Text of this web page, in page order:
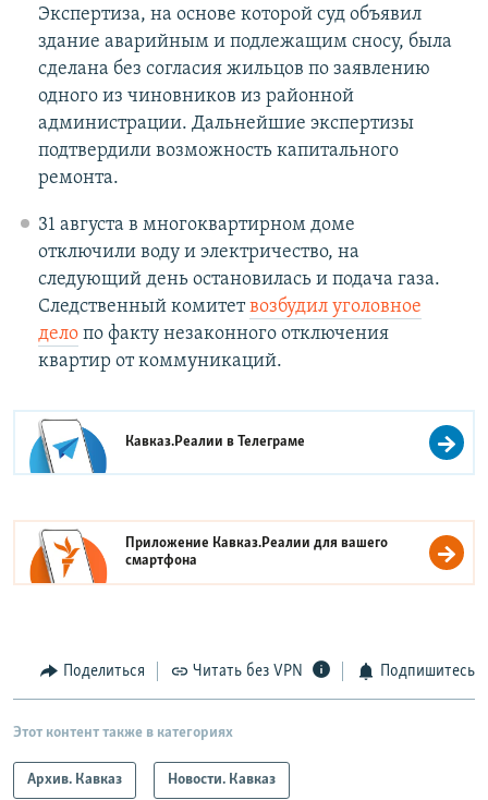
Экспертиза, на основе которой суд объявил
здание аварийным и подлежащим сносу, была
сделана без согласия жильцов по заявлению
одного из чиновников из районной
администрации. Дальнейшие экспертизы
подтвердили возможность капитального
ремонта.
31 августа в многоквартирном доме
отключили воду и электричество, на
следующий день остановилась и подача газа.
Следственный комитетвозбудил уголовное
делопо факту незаконного отключения
квартир от коммуникаций.
Кавказ.Реалии вТелеграме
Приложение Кавказ.Реалии для вашего
смартфона
Поделиться Читать без VPN Подпишитесь
Этот контент также в категориях
Архив. Кавказ Новости. Кавказ